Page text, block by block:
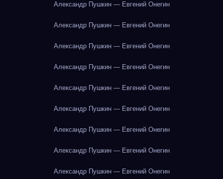
Александр Пушкин — Евгений Онегин
Александр Пушкин — Евгений Онегин
Александр Пушкин — Евгений Онегин
Александр Пушкин — Евгений Онегин
Александр Пушкин — Евгений Онегин
Александр Пушкин — Евгений Онегин
Александр Пушкин — Евгений Онегин
Александр Пушкин — Евгений Онегин
Александр Пушкин — Евгений Онегин